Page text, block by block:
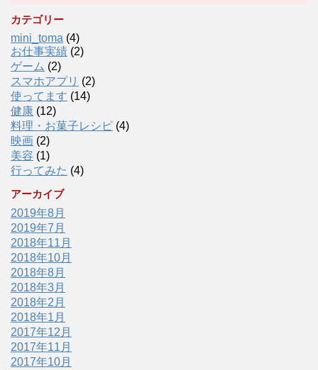
カテゴリー
mini_toma (4)
お仕事実績 (2)
ゲーム (2)
スマホアプリ (2)
使ってます (14)
健康 (12)
料理・お菓子レシピ (4)
映画 (2)
美容 (1)
行ってみた (4)
アーカイブ
2019年8月
2019年7月
2018年11月
2018年10月
2018年8月
2018年3月
2018年2月
2018年1月
2017年12月
2017年11月
2017年10月